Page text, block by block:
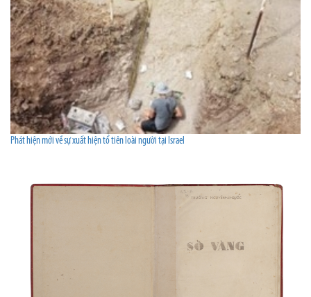
Phát hiện mới về sự xuất hiện tổ tiên loài người tại Israel